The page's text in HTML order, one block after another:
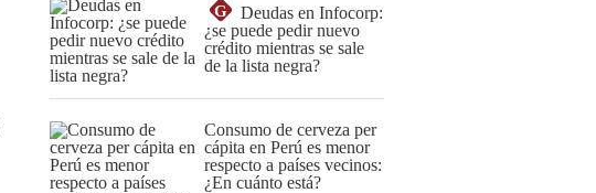
G
Deudas en Infocorp:
¿se puede pedir nuevo
crédito mientras se sale
de la lista negra?
Consumo de cerveza per
cápita en Perú es menor
respecto a países vecinos:
¿En cuánto está?